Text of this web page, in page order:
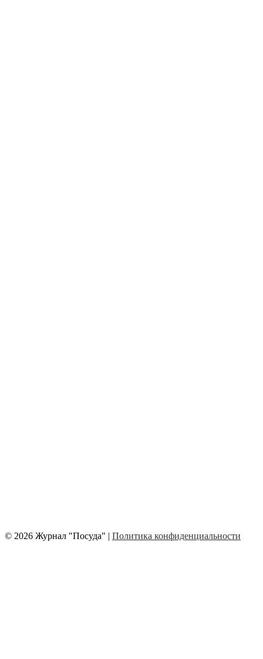
© 2026 Журнал "Посуда" | Политика конфиденциальности